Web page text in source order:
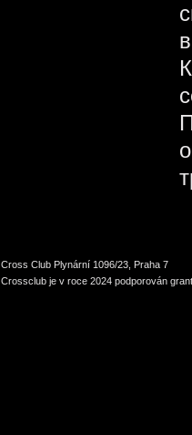
Cross Club Plynární 1096/23, Praha 7
Crossclub je v roce 2024 podporován